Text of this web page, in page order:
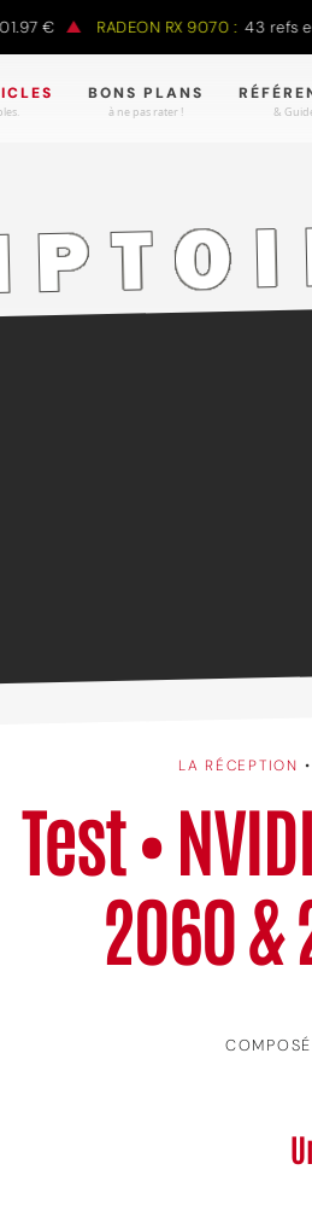
€ RADEON RX 9070 : 43 refs en
BONS PLANS
à ne pas rater ! &
LA RÉCEPTION
Test •
2060 &